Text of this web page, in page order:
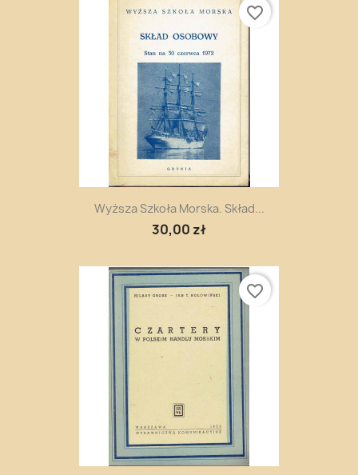
Wyższa Szkoła Morska. Skład...
30,00 zł
favorite_border
favorite_border